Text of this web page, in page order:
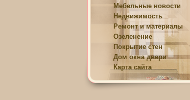
Мебельные новости
Недвижимость
Ремонт иматериалы
Озеленение
Покрытиестен
Дом окна двери
Карта сайта